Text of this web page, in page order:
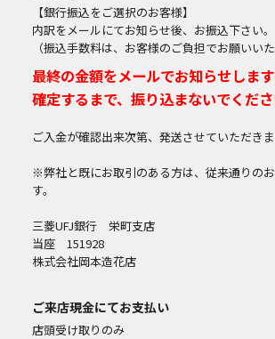
【銀行振込をご選択のお客様】
内訳をメールにてお知らせ後、お振込下さい。
（振込手数料は、お客様のご負担でお願いいた
最終の金額をメールでお知らせしま
確定するまで、振り込まないでくだ
ご入金が確認出来次第、発送させていただきま
※弊社と既にお取引のある方は、従来通りの
す。
三菱UFJ銀行 栄町支店
当座 151928
株式会社岡本造花店
ご来店現金にてお支払い
店頭受け取りのみ